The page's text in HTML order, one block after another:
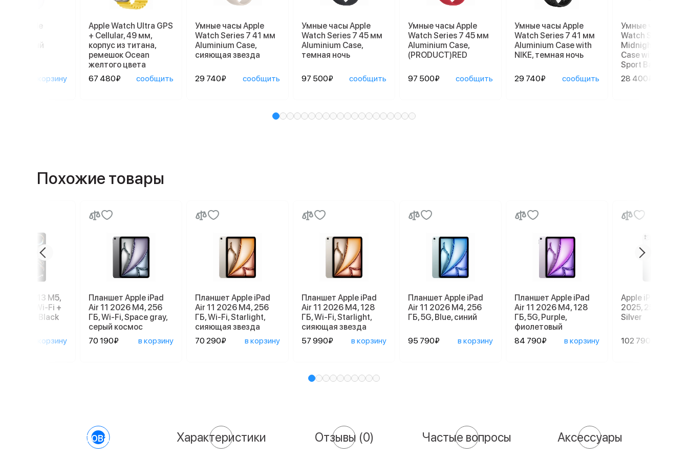
Apple
белый
в корзину
Apple Watch Ultra GPS
+ Cellular, 49 мм,
корпус из титана,
ремешок Ocean
желтого цвета
67 480₽
сообщить
Умные часы Apple
Watch Series 7 41 мм
Aluminium Case,
сияющая звезда
29 740₽ сообщить
Умные часы Apple
Watch Series 7 45 мм
Aluminium Case,
темная ночь
97 500₽ сообщить
Умные часы Apple
Watch Series 7 45 мм
Aluminium Case,
(PRODUCT)RED
97 500₽ сообщить
Умные часы Apple
Watch Series 7 41 мм
Aluminium Case with
NIKE, темная ночь
29 740₽ сообщить
Умные часы
Watch Series 8
Midnight
Case with
Sport Band
28 400₽
Похожие товары
iPad Pro 13 M5,
512 GB, Wi-Fi +
Space Black
в корзину
Планшет Apple iPad
Air 11 2026 M4, 256
ГБ, Wi-Fi, Space gray,
серый космос
70 190₽
в корзину
Планшет Apple iPad
Air 11 2026 M4, 256
ГБ, Wi-Fi, Starlight,
сияющая звезда
70 290₽
в корзину
Планшет Apple iPad
Air 11 2026 M4, 128
ГБ, Wi-Fi, Starlight,
сияющая звезда
57 990₽
в корзину
Планшет Apple iPad
Air 11 2026 M4, 256
ГБ, 5G, Blue, синий
95 790₽ в корзину
Планшет Apple iPad
Air 11 2026 M4, 128
ГБ, 5G, Purple,
фиолетовый
84 790₽
в корзину
Apple iPad Pro 13
2025, 256 GB,
Silver
102 790₽
О товаре Характеристики Отзывы (0) Частые вопросы Аксессуары